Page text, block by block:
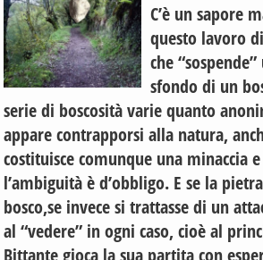
C’è un sapore
questo lavoro
che
sfondo di un
serie di boscosità varie quanto
appare contrapporsi alla natura,
costituisce comunque una minaccia
l’ambiguità è d’obbligo. E se la
bosco,se invece si trattasse di un
al “vedere” in ogni caso, cioè al
Bittante gioca la sua partita con